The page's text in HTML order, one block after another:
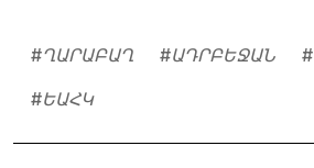
#ՂԱՐԱԲԱՂ #ԱԴՐԲԵՋԱՆ #
#ԵԱՀԿ